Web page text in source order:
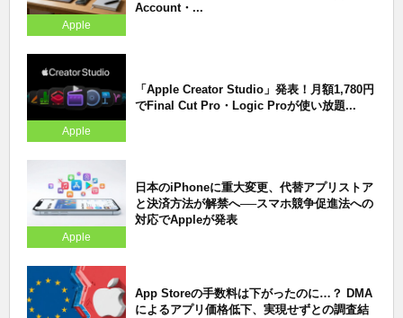
Apple
Account・...
Apple
「Apple Creator Studio」発表！月額1,780円
でFinal Cut Pro・Logic Proが使い放題...
Apple
日本のiPhoneに重大変更、代替アプリストア
と決済方法が解禁へ──スマホ競争促進法への
対応でAppleが発表
App Storeの手数料は下がったのに…？ DMA
によるアプリ価格低下、実現せずとの調査結